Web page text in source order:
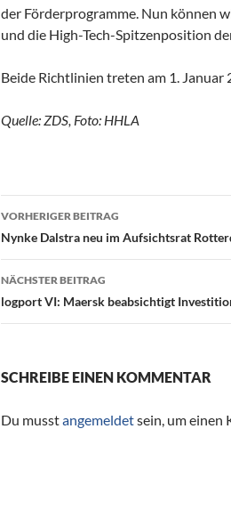
der Förderprogramme. Nun können
und die High-Tech-Spitzenposition
Beide Richtlinien treten am 1. Januar
Quelle: ZDS, Foto: HHLA
Beitragsnavigation
VORHERIGER BEITRAG
Nynke Dalstra neu im Aufsichtsrat
NÄCHSTER BEITRAG
logport VI: Maersk beabsichtigt
SCHREIBE EINEN KOMMENTAR
Du musstangemeldetsein, um einen